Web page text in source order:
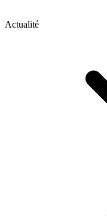
Actualité